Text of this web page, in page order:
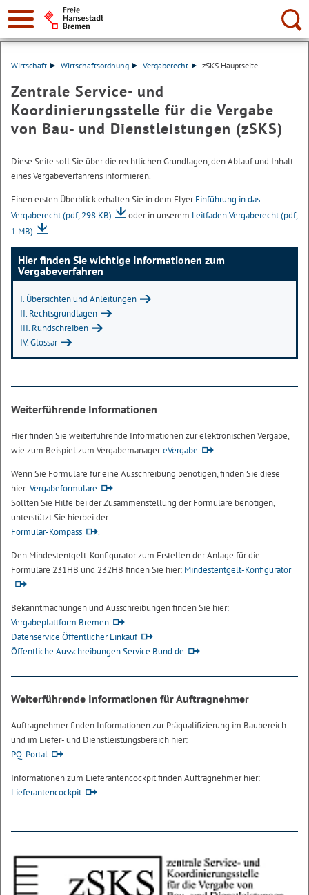
Suche:
Wirtschaft Wirtschaftsordnung Vergaberecht zSKS Hauptseite
Zentrale Service- und
Koordinierungsstelle für die Vergabe
von Bau- und Dienstleistungen (zSKS)
Diese Seite soll Sie über die rechtlichen Grundlagen, den Ablauf und Inhalt
eines Vergabeverfahrens informieren.
Einen ersten Überblick erhalten Sie in dem FlyerEinführung in das
Vergaberecht(pdf, 298 KB) oder in unserem Leitfaden Vergaberecht(pdf,
1 MB)
.
Hier finden Sie wichtige Informationen zum
Vergabeverfahren
I. Übersichten und Anleitungen
II. Rechtsgrundlagen
III. Rundschreiben
IV. Glossar
Weiterführende Informationen
Hier finden Sie weiterführende Informationen zur elektronischen Vergabe,
wie zum Beispiel zum Vergabemanager.eVergabe
Wenn Sie Formulare für eine Ausschreibung benötigen, finden Sie diese
hier:Vergabeformulare
Sollten Sie Hilfe bei der Zusammenstellung der Formulare benötigen,
unterstützt Sie hierbei der
Formular-Kompass
.
Den Mindestentgelt-Konfigurator zum Erstellen der Anlage für die
Formulare 231HB und 232HB finden Sie hier: Mindestentgelt-Konfigurator
Bekanntmachungen und Ausschreibungen finden Sie hier:
Vergabeplattform Bremen
Datenservice Öffentlicher Einkauf
Öffentliche Ausschreibungen Service Bund.de
Weiterführende Informationen für Auftragnehmer
Auftragnehmer finden Informationen zur Präqualifizierung im Baubereich
und im Liefer- und Dienstleistungsbereich hier:
PQ-Portal
Informationen zum Lieferantencockpit finden Auftragnehmer hier:
Lieferantencockpit